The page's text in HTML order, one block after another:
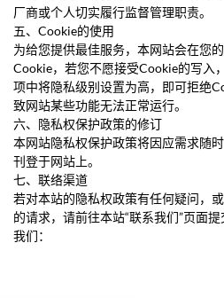
厂商或个人切实履行监督管理职责。
五、Cookie的使用
为给您提供最佳服务，本网站会在您
Cookie，若您不愿接受Cookie的写入
项中将隐私级别设置为高，即可拒绝
致网站某些功能无法正常运行。
六、隐私权保护政策的修订
本网站隐私权保护政策将因应需求随
刊登于网站上。
七、联络渠道
若对本站的隐私权政策有任何疑问，
的请求，请前往本站“联系我们”页面
我们：